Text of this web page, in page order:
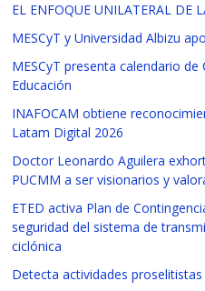
EL ENFOQUE UNILATERAL DE
MESCyT y Universidad Albizu
MESCyT presenta calendario
Educación
INAFOCAM obtiene
Latam Digital 2026
Doctor Leonardo Aguilera
PUCMM a ser visionarios y
ETED activa Plan de
seguridad del sistema de
ciclónica
Detecta actividades